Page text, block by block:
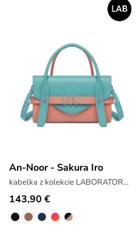
An-Noor - Sakura Iro
kabelka z kolekcie LABORATORY x ANTONIN SIMON
143,90 €